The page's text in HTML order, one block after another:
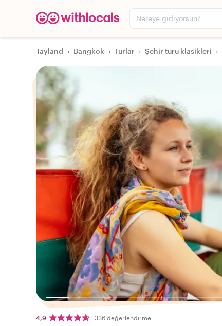
Nereye gidiyorsun?
Tayland › Bangkok › Turlar › Şehir turu klasikleri ›
4,9 336 değerlendirme